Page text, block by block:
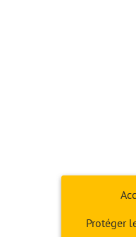
Infoparent29
Protéger